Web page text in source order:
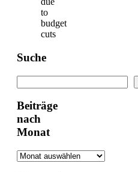
to
budget
cuts
Suche
Beiträge
nach
Monat